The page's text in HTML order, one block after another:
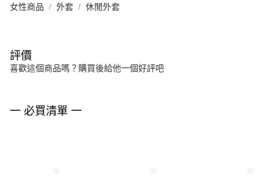
女性商品 外套 休閒外套
評價
喜歡這個商品嗎？購買後給他一個好評吧
一 必買清單 一